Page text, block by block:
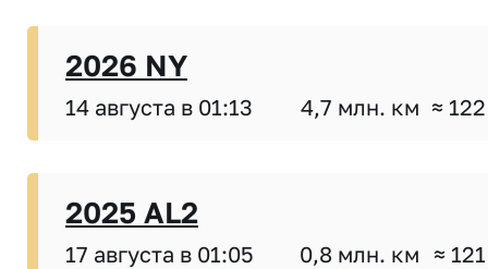
2026 NY
14 августа в 01:13 4,7 млн. км ≈
2025 AL2
17 августа в 01:05 0,8 млн. км ≈